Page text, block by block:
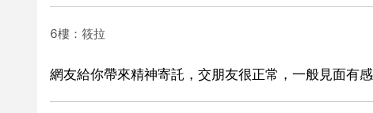
6樓：筱拉
網友給你帶來精神寄託，交朋友很正常，一般見面有